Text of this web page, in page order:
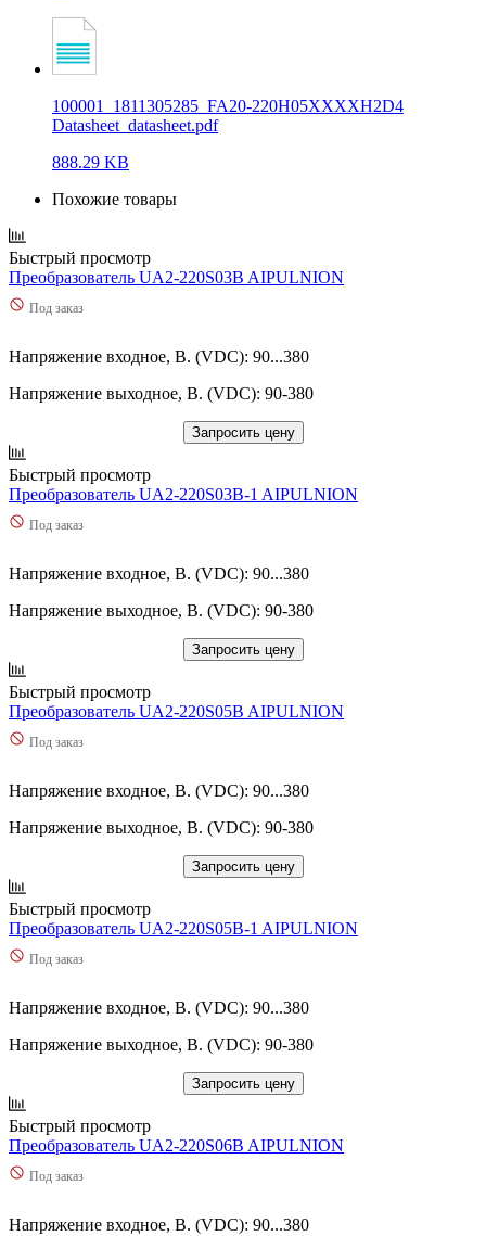
100001_1811305285_FA20-220H05XXXXH2D4
Datasheet_datasheet.pdf
888.29 KB
Похожие товары
Быстрый просмотр
Преобразователь UA2-220S03B AIPULNION
Под заказ
Напряжение входное, В. (VDC): 90...380
Напряжение выходное, В. (VDC): 90-380
Запросить цену
Быстрый просмотр
Преобразователь UA2-220S03B-1 AIPULNION
Под заказ
Напряжение входное, В. (VDC): 90...380
Напряжение выходное, В. (VDC): 90-380
Запросить цену
Быстрый просмотр
Преобразователь UA2-220S05B AIPULNION
Под заказ
Напряжение входное, В. (VDC): 90...380
Напряжение выходное, В. (VDC): 90-380
Запросить цену
Быстрый просмотр
Преобразователь UA2-220S05B-1 AIPULNION
Под заказ
Напряжение входное, В. (VDC): 90...380
Напряжение выходное, В. (VDC): 90-380
Запросить цену
Быстрый просмотр
Преобразователь UA2-220S06B AIPULNION
Под заказ
Напряжение входное, В. (VDC): 90...380